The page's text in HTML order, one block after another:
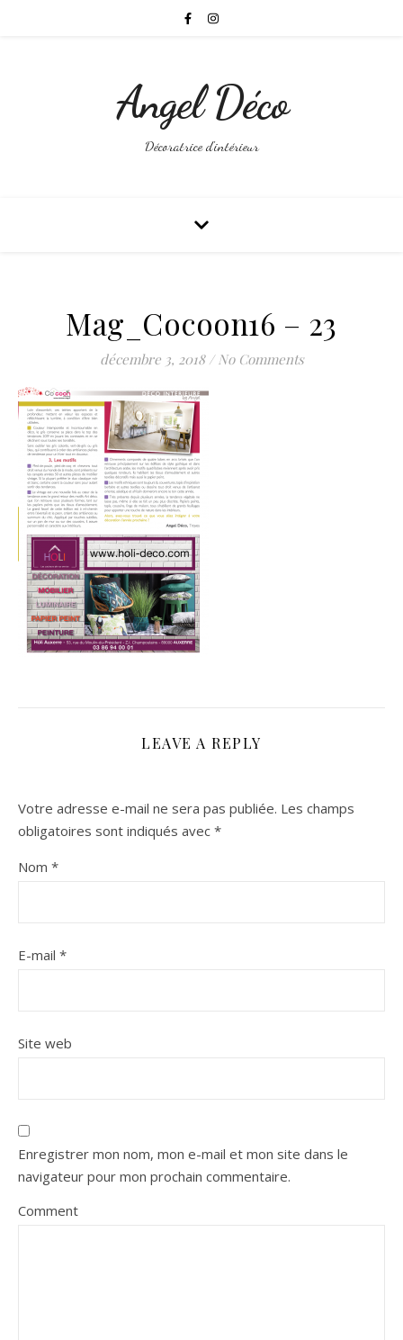
Angel Déco
Décoratrice d'intérieur
Mag_Cocoon16 – 23
décembre 3, 2018 / No Comments
LEAVE A REPLY
Votre adresse e-mail ne sera pas publiée. Les champs
obligatoires sont indiqués avec *
Nom *
E-mail *
Site web
Enregistrer mon nom, mon e-mail et mon site dans le
navigateur pour mon prochain commentaire.
Comment